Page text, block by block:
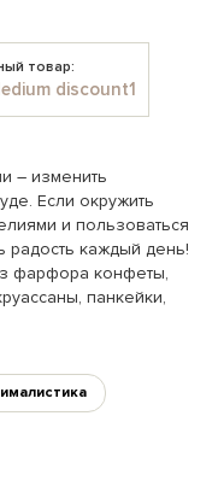
товар:
discount1
– изменить
Если окружить
и пользоваться
радость каждый день!
фарфора конфеты,
панкейки,